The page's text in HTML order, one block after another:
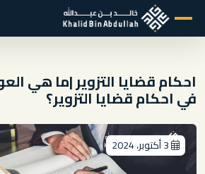
احكام قضايا التزوير |ما هي
في احكام قضايا التزوير؟